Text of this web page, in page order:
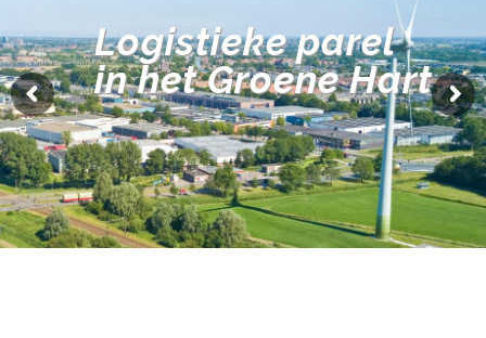
Logistieke parel
in het Groene Hart